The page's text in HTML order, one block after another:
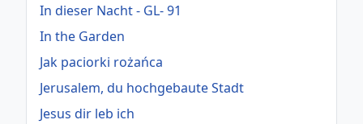
In dieser Nacht - GL- 91
In the Garden
Jak paciorki rożańca
Jerusalem, du hochgebaute Stadt
Jesus dir leb ich